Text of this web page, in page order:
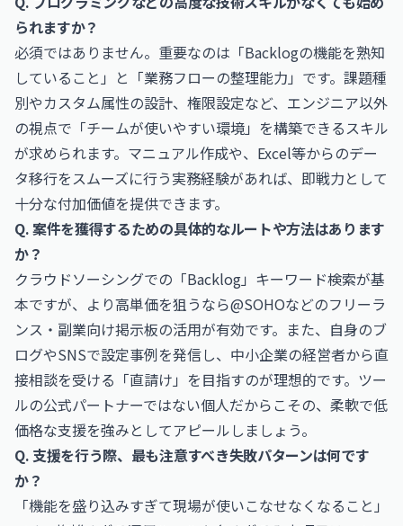
られますか？
必須ではありません。重要なのは「Backlogの機能を熟知
していること」と「業務フローの整理能力」です。課題種
別やカスタム属性の設計、権限設定など、エンジニア以外
の視点で「チームが使いやすい環境」を構築できるスキル
が求められます。マニュアル作成や、Excel等からのデー
タ移行をスムーズに行う実務経験があれば、即戦力として
十分な付加価値を提供できます。
Q. 案件を獲得するための具体的なルートや方法はあります
か？
クラウドソーシングでの「Backlog」キーワード検索が基
本ですが、より高単価を狙うなら@SOHOなどのフリーラ
ンス・副業向け掲示板の活用が有効です。また、自身のブ
ログやSNSで設定事例を発信し、中小企業の経営者から直
接相談を受ける「直請け」を目指すのが理想的です。ツー
ルの公式パートナーではない個人だからこその、柔軟で低
価格な支援を強みとしてアピールしましょう。
Q. 支援を行う際、最も注意すべき失敗パターンは何です
か？
「機能を盛り込みすぎて現場が使いこなせなくなること」